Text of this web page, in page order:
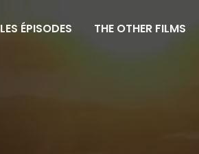
LES ÉPISODES THE OTHER FILMS